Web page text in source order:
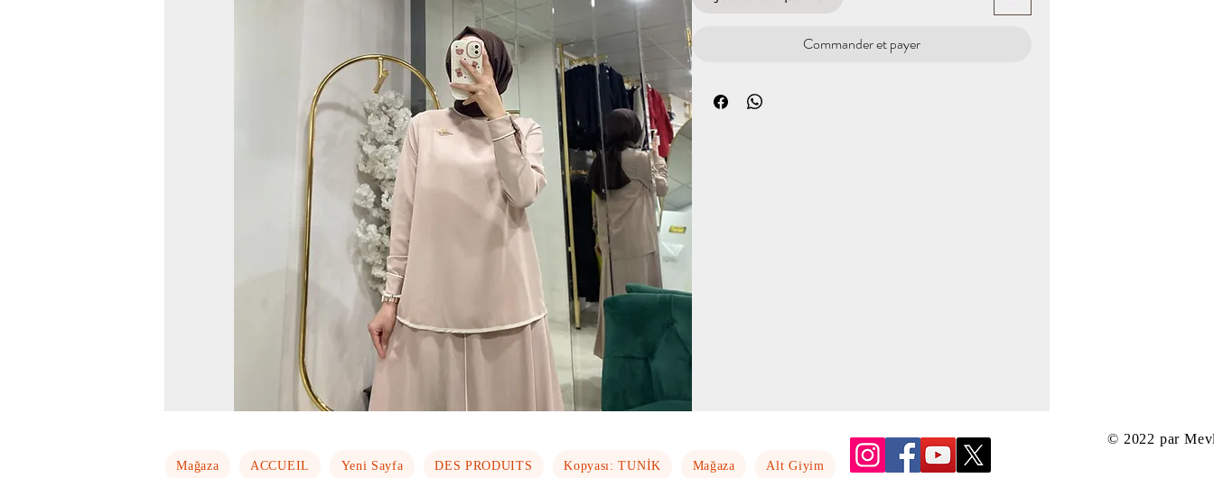
Commander et payer
Mağaza ACCUEIL Yeni Sayfa DES PRODUITS Kopyası: TUNİK Mağaza Alt Giyim
© 2022 par